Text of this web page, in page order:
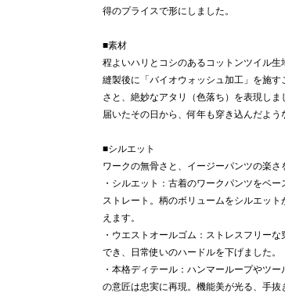
得のプライスで形にしました。
■素材
程よいハリとコシのあるコットンツイル生
縫製後に「バイオウォッシュ加工」を施
さと、絶妙なアタリ（色落ち）を表現しま
届いたその日から、何年も穿き込んだよう
■シルエット
ワークの無骨さと、イージーパンツの楽さ
・シルエット：古着のワークパンツをベ
ストレート。柄のボリュームをシルエッ
えます。
・ウエストオールゴム：ストレスフリー
でき、日常使いのハードルを下げました。
・本格ディテール：ハンマーループやツ
の意匠は忠実に再現。機能美が光る、手抜